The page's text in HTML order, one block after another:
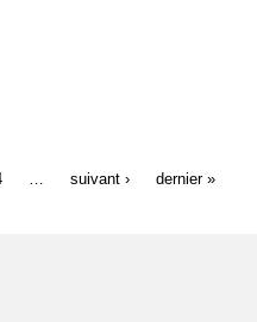
suivant › dernier »